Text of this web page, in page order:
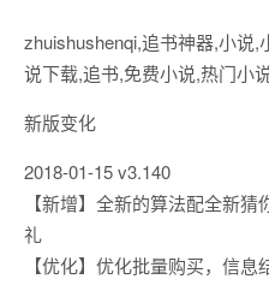
zhuishushenqi,追书神器,小说
说下载,追书,免费小说,热门小
新版变化
2018-01-15 v3.140
【新增】全新的算法配全新
礼
【优化】优化批量购买，信息